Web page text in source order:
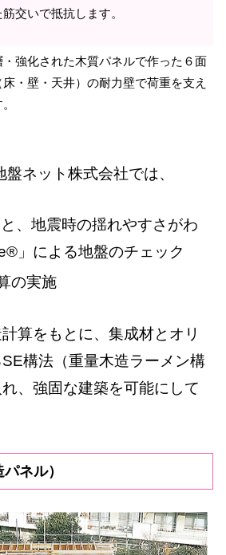
交いで抵抗します。
・強化された木質パネルで作った６面
床・壁・天井）の耐力壁で荷重を支え
ネット株式会社では、
と、地震時の揺れやすさがわ
」による地盤のチェック
の実施
算をもとに、集成材とオリ
構法（重量木造ラーメン構
、強固な建築を可能にして
ネル）